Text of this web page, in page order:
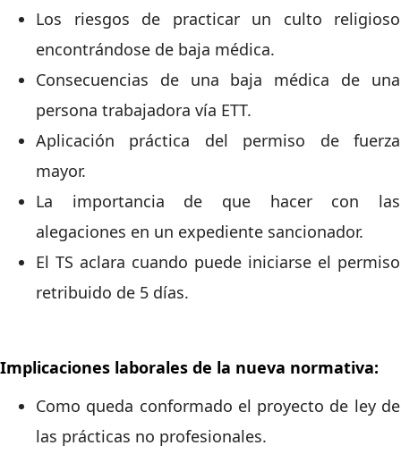
Los riesgos de practicar un culto religioso
encontrándose de baja médica.
Consecuencias de una baja médica de una
persona trabajadora vía ETT.
Aplicación práctica del permiso de fuerza
mayor.
La importancia de que hacer con las
alegaciones en un expediente sancionador.
El TS aclara cuando puede iniciarse el permiso
retribuido de 5 días.
Implicaciones laborales de la nueva normativa:
Como queda conformado el proyecto de ley de
las prácticas no profesionales.